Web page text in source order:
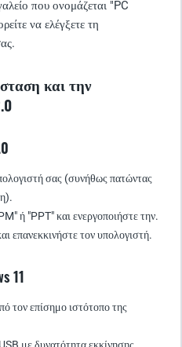
που ονομάζεται "PC
να ελέγξετε τη
και την
σας (συνήθως πατώντας
ή "PPT" και ενεργοποιήστε την.
επανεκκινήστε τον υπολογιστή.
11
τον επίσημο ιστότοπο της